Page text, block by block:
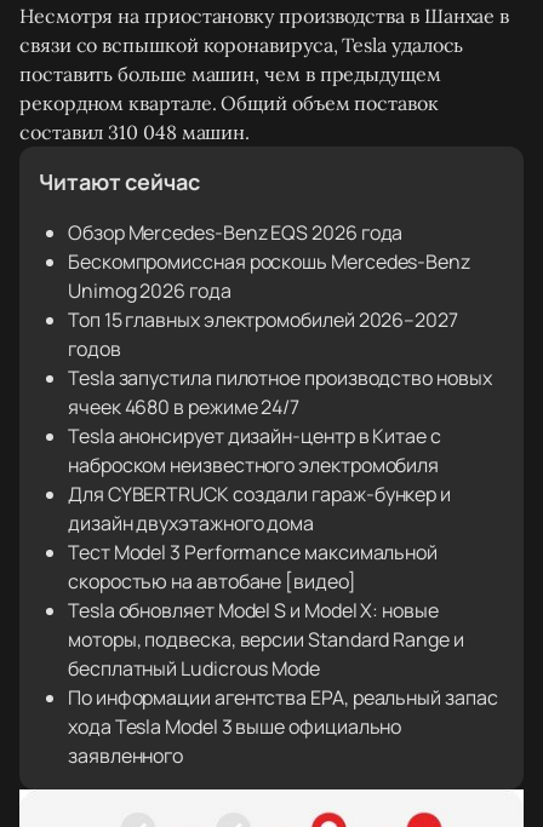
Несмотря на приостановку производства в Шанхае в
связи со вспышкой коронавируса, Tesla удалось
поставить больше машин, чем в предыдущем
рекордном квартале. Общий объем поставок
составил 310 048 машин.
Читают сейчас
Обзор Mercedes-Benz EQS 2026 года
Бескомпромиссная роскошь Mercedes-Benz
Unimog 2026 года
Топ 15 главных электромобилей 2026–2027
годов
Tesla запустила пилотное производство новых
ячеек 4680 в режиме 24/7
Tesla анонсирует дизайн-центр в Китае с
наброском неизвестного электромобиля
Для CYBERTRUCK создали гараж-бункер и
дизайн двухэтажного дома
Тест Model 3 Performance максимальной
скоростью на автобане [видео]
Tesla обновляет Model S и Model X: новые
моторы, подвеска, версии Standard Range и
бесплатный Ludicrous Mode
По информации агентства EPA, реальный запас
хода Tesla Model 3 выше официально
заявленного